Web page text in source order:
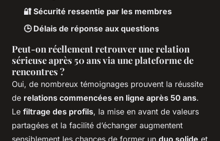
🔐 Sécurité ressentie par les membres
🕒 Délais de réponse aux questions
Peut-on réellement retrouver une relation
sérieuse après 50 ans via une plateforme de
rencontres ?
Oui, de nombreux témoignages prouvent la réussite
de relations commencées en ligne après 50 ans.
Le filtrage des profils, la mise en avant de valeurs
partagées et la facilité d’échanger augmentent
sensiblement les chances de former un duo solide et